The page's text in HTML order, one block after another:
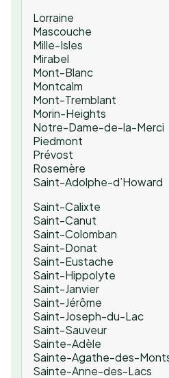
Lorraine
Mascouche
Mille-Isles
Mirabel
Mont-Blanc
Montcalm
Mont-Tremblant
Morin-Heights
Notre-Dame-de-la-Merci
Piedmont
Prévost
Rosemère
Saint-Adolphe-d’Howard
Saint-Calixte
Saint-Canut
Saint-Colomban
Saint-Donat
Saint-Eustache
Saint-Hippolyte
Saint-Janvier
Saint-Jérôme
Saint-Joseph-du-Lac
Saint-Sauveur
Sainte-Adèle
Sainte-Agathe-des-
Sainte-Anne-des-Lacs